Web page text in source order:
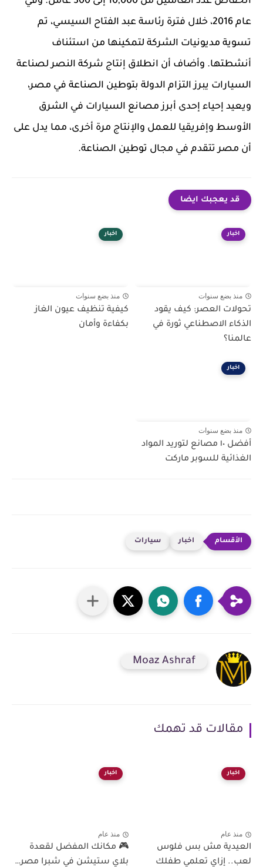
عام 2016، خلال فترة رئاسة عبد الفتاح السيسي، تم
تسوية مديونيات الشركة لتمكينها من استئناف
أنشطتها. وأضاف أن انطلاق إنتاج شركة النصر لصناعة
السيارات يبرز التزام الدولة بتوطين الصناعة في مصر،
ويعيد إحياء إحدى أبرز مصانع السيارات في الشرق
الأوسط وإفريقيا للعمل والإنتاج مرة أخرى، مما يدل على
أن مصر تتقدم في مجال توطين الصناعة.
قد يعجبك ايضا
اخبار
منذ بضع سنوات
تحولات العصر: كيف يقود
الذكاء الاصطناعي ثورة في
عالمنا؟
اخبار
منذ بضع سنوات
كيفية تنظيف عيون الغاز
بكفاءة وأمان
اخبار
منذ بضع سنوات
أفضل ١٠ مصانع لتوريد المواد
الغذائية للسوبر ماركت
اخبار سيارات
Moaz Ashraf
مقالات قد تهمك
اخبار
منذ عام
العيدية مش بس فلوس
لعب.. إزاي تعلمي طفلك
اخبار
منذ عام
🎮 مكانك المفضل لقعدة
بلاي ستيشن في شبرا مصر…